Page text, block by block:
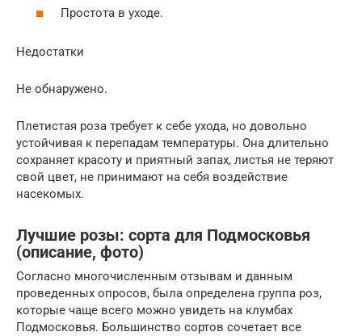
Простота в уходе.
Недостатки
Не обнаружено.
Плетистая роза требует к себе ухода, но довольно
устойчивая к перепадам температуры. Она длительно
сохраняет красоту и приятный запах, листья не теряют
свой цвет, не принимают на себя воздействие
насекомых.
Лучшие розы: сорта для Подмосковья
(описание, фото)
Согласно многочисленным отзывам и данным
проведенных опросов, была определена группа роз,
которые чаще всего можно увидеть на клумбах
Подмосковья. Большинство сортов сочетает все